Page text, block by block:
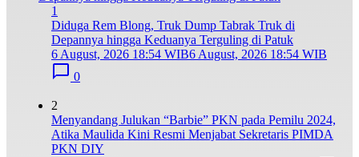
1
Diduga Rem Blong, Truk Dump Tabrak Truk di
Depannya hingga Keduanya Terguling di Patuk
6 August, 2026 18:54 WIB6 August, 2026 18:54 WIB
0
2
Menyandang Julukan “Barbie” PKN pada Pemilu 2024,
Atika Maulida Kini Resmi Menjabat Sekretaris PIMDA
PKN DIY